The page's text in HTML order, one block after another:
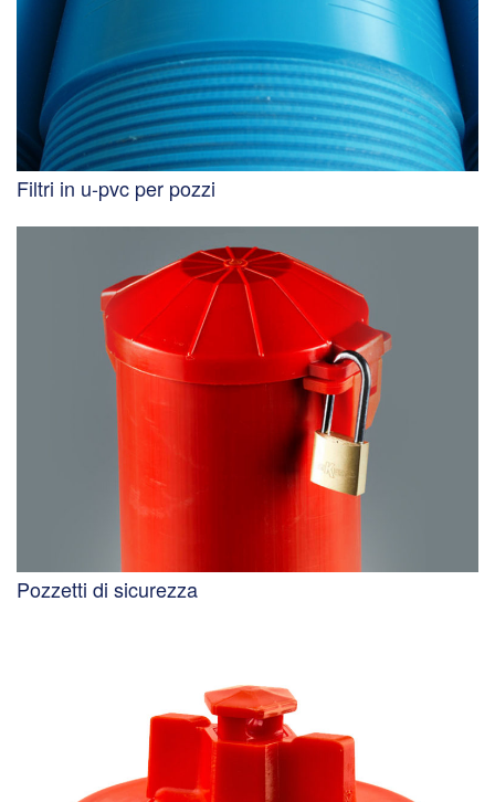
Filtri in u-pvc per pozzi
Pozzetti di sicurezza